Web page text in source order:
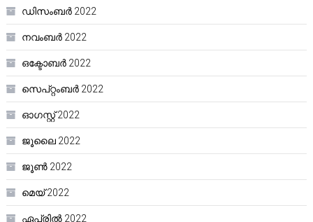
ഡിസംബർ 2022
നവംബർ 2022
ഒക്ടോബർ 2022
സെപ്റ്റംബർ 2022
ഓഗസ്റ്റ്‌ 2022
ജൂലൈ 2022
ജൂൺ 2022
മെയ്‌ 2022
ഏപ്രിൽ 2022